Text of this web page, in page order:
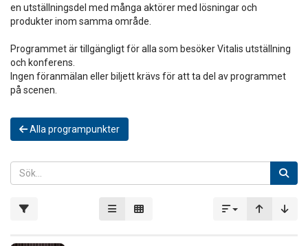
en utställningsdel med många aktörer med lösningar och
produkter inom samma område.
Programmet är tillgängligt för alla som besöker Vitalis utställning
och konferens.
Ingen föranmälan eller biljett krävs för att ta del av programmet
på scenen.
Alla programpunkter